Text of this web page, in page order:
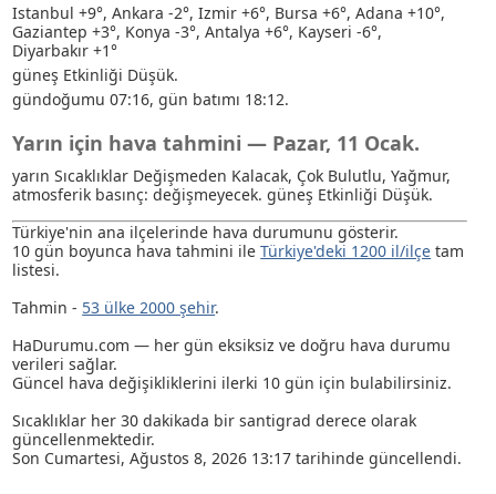
Istanbul +9°, Ankara -2°, Izmir +6°, Bursa +6°, Adana +10°,
Gaziantep +3°, Konya -3°, Antalya +6°, Kayseri -6°,
Diyarbakır +1°
güneş Etkinliği Düşük.
gündoğumu 07:16, gün batımı 18:12.
Yarın için hava tahmini — Pazar, 11 Ocak.
yarın Sıcaklıklar Değişmeden Kalacak, Çok Bulutlu, Yağmur,
atmosferik basınç: değişmeyecek. güneş Etkinliği Düşük.
Türkiye'nin ana ilçelerinde hava durumunu gösterir.
10 gün boyunca hava tahmini ileTürkiye'deki 1200 il/ilçe tam
listesi.
Tahmin - 53 ülke 2000 şehir.
HaDurumu.com — her gün eksiksiz ve doğru hava durumu
verileri sağlar.
Güncel hava değişikliklerini ilerki 10 gün için bulabilirsiniz.
Sıcaklıklar her 30 dakikada bir santigrad derece olarak
güncellenmektedir.
Son Cumartesi, Ağustos 8, 2026 13:17 tarihinde güncellendi.